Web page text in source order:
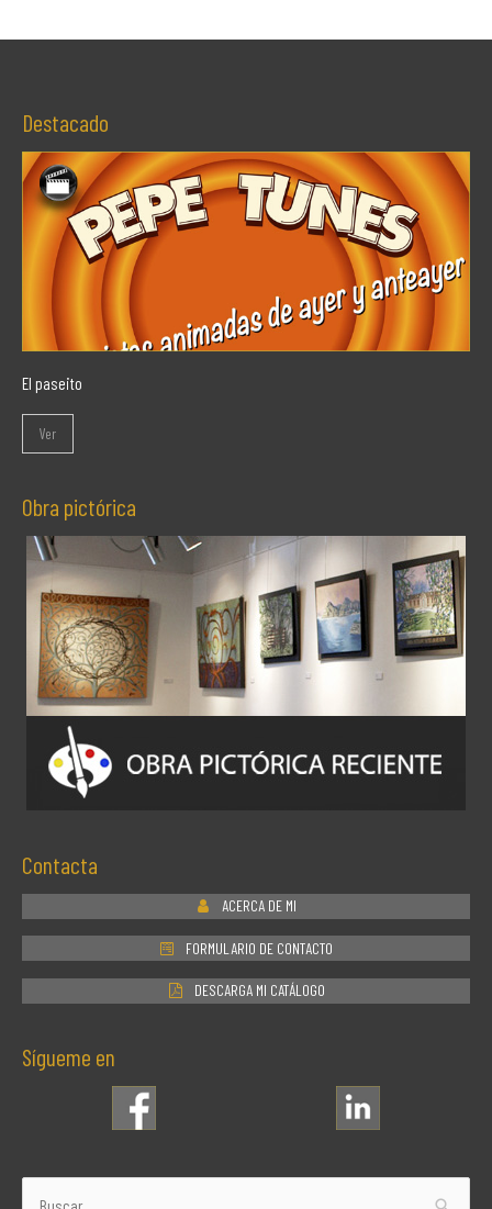
Destacado
El paseito
Ver
Obra pictórica
Contacta
ACERCA DE MI
FORMULARIO DE CONTACTO
DESCARGA MI CATÁLOGO
Sígueme en